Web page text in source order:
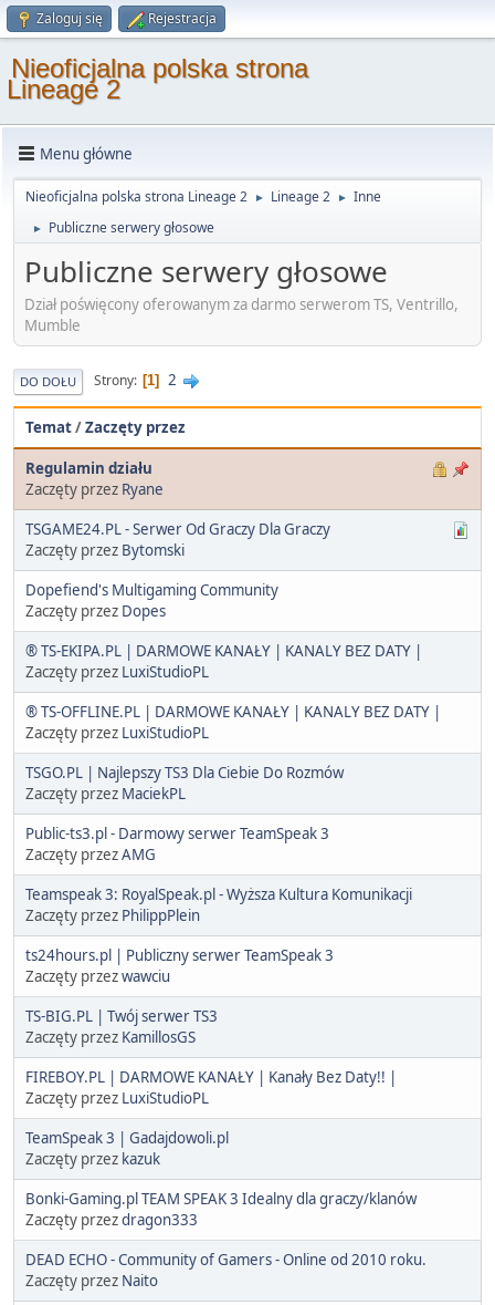
Zaloguj się Rejestracja
Nieoficjalna polska strona
Lineage 2
Menu główne
Nieoficjalna polska strona Lineage 2 ► Lineage 2 ► Inne
► Publiczne serwery głosowe
Publiczne serwery głosowe
Dział poświęcony oferowanym za darmo serwerom TS, Ventrillo,
Mumble
DO DOŁU Strony 1 2
Temat/Zaczęty przez
Regulamin działu
Zaczęty przez Ryane
TSGAME24.PL - Serwer Od Graczy Dla Graczy
Zaczęty przez Bytomski
Dopefiend's Multigaming Community
Zaczęty przez Dopes
® TS-EKIPA.PL | DARMOWE KANAŁY | KANALY BEZ DATY |
Zaczęty przez LuxiStudioPL
® TS-OFFLINE.PL | DARMOWE KANAŁY | KANALY BEZ DATY |
Zaczęty przez LuxiStudioPL
TSGO.PL | Najlepszy TS3 Dla Ciebie Do Rozmów
Zaczęty przez MaciekPL
Public-ts3.pl - Darmowy serwer TeamSpeak 3
Zaczęty przezAMG
Teamspeak 3: RoyalSpeak.pl - Wyższa Kultura Komunikacji
Zaczęty przez PhilippPlein
ts24hours.pl | Publiczny serwer TeamSpeak 3
Zaczęty przezwawciu
TS-BIG.PL | Twój serwer TS3
Zaczęty przez KamillosGS
FIREBOY.PL | DARMOWE KANAŁY | Kanały Bez Daty!! |
Zaczęty przez LuxiStudioPL
TeamSpeak 3 | Gadajdowoli.pl
Zaczęty przez kazuk
Bonki-Gaming.pl TEAM SPEAK 3 Idealny dla graczy/klanów
Zaczęty przezdragon333
DEAD ECHO - Community of Gamers - Online od 2010 roku.
Zaczęty przez Naito